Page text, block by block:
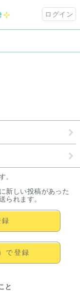
ログイン
。
新しい投稿があった
られます。
で登録
と